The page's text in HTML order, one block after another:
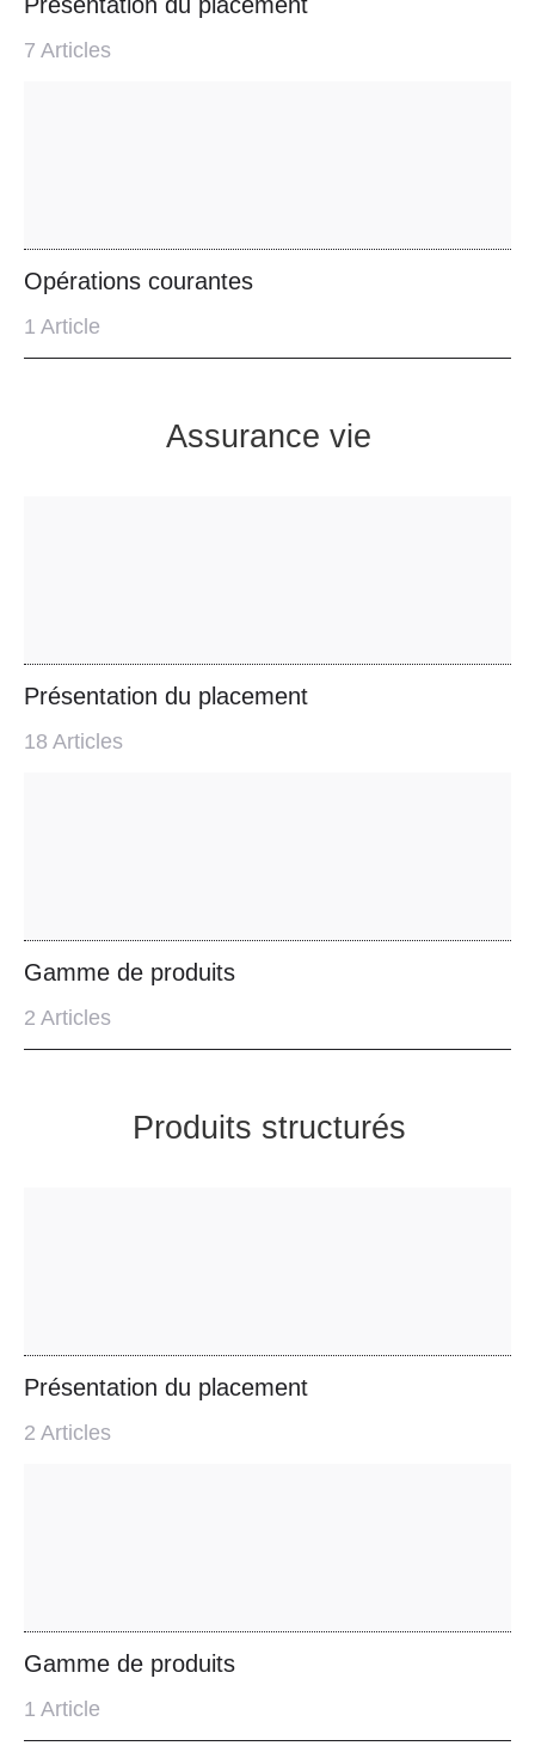
7 Articles
Opérations courantes
1 Article
Assurance vie
Présentation du placement
18 Articles
Gamme de produits
2 Articles
Produits structurés
Présentation du placement
2 Articles
Gamme de produits
1 Article